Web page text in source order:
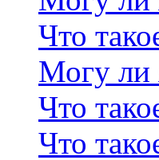
Что
Могу ли
Что
Что